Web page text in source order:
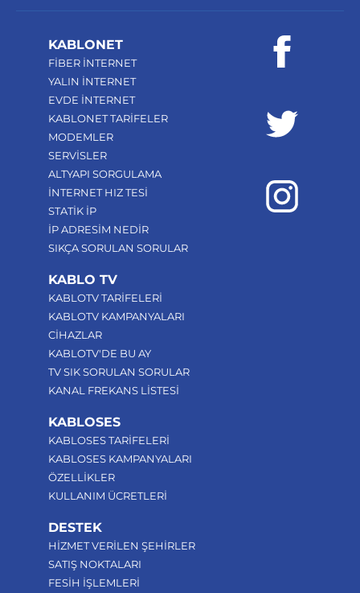
KABLONET
FİBER İNTERNET
YALIN İNTERNET
EVDE İNTERNET
KABLONET TARİFELER
MODEMLER
SERVİSLER
ALTYAPI SORGULAMA
İNTERNET HIZ TESİ
STATİK İP
İP ADRESİM NEDİR
SIKÇA SORULAN SORULAR
KABLO TV
KABLOTV TARİFELERİ
KABLOTV KAMPANYALARI
CİHAZLAR
KABLOTV'DE BU AY
TV SIK SORULAN SORULAR
KANAL FREKANS LİSTESİ
KABLOSES
KABLOSES TARİFELERİ
KABLOSES KAMPANYALARI
ÖZELLİKLER
KULLANIM ÜCRETLERİ
DESTEK
HİZMET VERİLEN ŞEHİRLER
SATIŞ NOKTALARI
FESİH İŞLEMLERİ